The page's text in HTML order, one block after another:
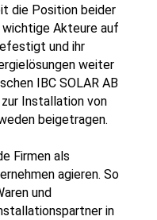
die Position beider
wichtige Akteure auf
und ihr
weiter
IBC SOLAR AB
Installation von
beigetragen.
Firmen als
agieren. So
und
in